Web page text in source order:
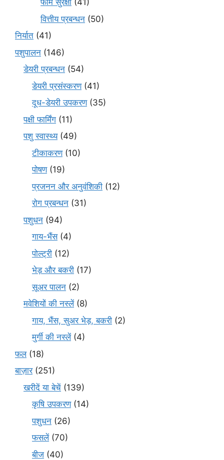
फार्म सुरक्षा (41)
वित्तीय प्रबन्धन (50)
निर्यात (41)
पशुपालन (146)
डेयरी प्रबन्धन (54)
डेयरी प्रसंस्करण(41)
दूध-डेयरी उपकरण(35)
पक्षी फार्मिंग (11)
पशु स्वास्थ्य(49)
टीकाकरण(10)
पोषण(19)
प्रजनन और अनुवंशिकी (12)
रोग प्रबन्धन (31)
पशुधन (94)
गाय-भैंस(4)
पोल्ट्री (12)
भेड़ और बकरी (17)
सूअर पालन (2)
मवेशियों की नस्लें(8)
गाय, भैंस, सुअर भेड़, बकरी (2)
मुर्गी की नस्लें(4)
फल(18)
बाज़ार(251)
खरीदें या बेचें (139)
कृषि उपकरण(14)
पशुधन (26)
फसलें(70)
बीज (40)